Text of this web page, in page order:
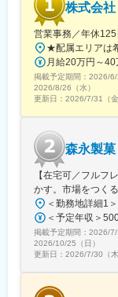
勤続3年毎に
■同社の特徴：
シンプルでス
リーズ、郊外
「アマンダン
地条件や地域
新たなご予約
規の出店計画
また、パーテ
た別事業もあ
安定した基盤
株式会社
営業事務／年休
月給20万円～
掲載予定期間： 2026/6/
2026/8/26（水）
更新日： 2026/7/31（金
森永製
【在宅可／フルフ
かす。市場をつく
掲載予定期間： 2026/7/
2026/10/25（日）
更新日： 2026/7/30（木